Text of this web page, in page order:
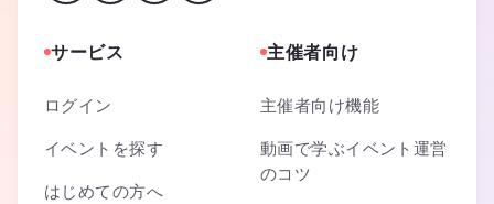
サービス
ログイン
イベントを探す
はじめての方へ
主催者向け
主催者向け機能
動画で学ぶイベント運営
のコツ